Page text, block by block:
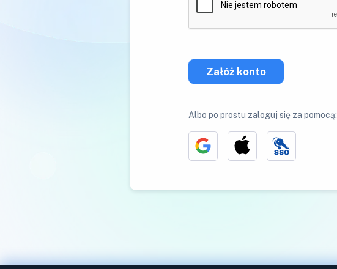
Załóż konto
Albo po prostu zaloguj się za pomocą: